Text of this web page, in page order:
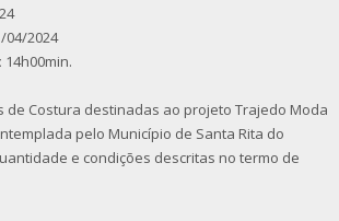
04/2024
14h00min.
de Costura destinadas ao projeto Trajedo Moda
pelo Município de Santa Rita do
e condições descritas no termo de